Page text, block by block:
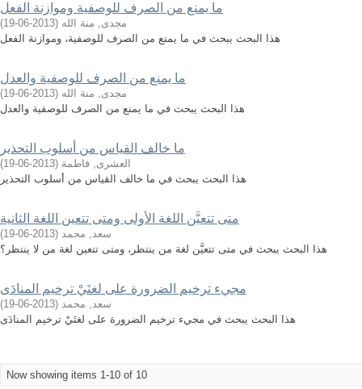
ما يمنع من الصرف للوصفية وموازنة الفعل
مجدى, منة الله (
2013-06-19
)
هذا البحث يبحث في ما يمنع من الصرف للوصفية، وموازنة الفعل
ما يمنع من الصرف للوصفية والعدل
مجدى, منة الله (
2013-06-19
)
هذا البحث يبحث في ما يمنع من الصرف للوصفية والعدل
ما خالف القياس من أسلوب التحذير
العشرى, فاطمة (
2013-06-19
)
هذا البحث يبحث في ما خالف القياس من أسلوب التحذير
متى تتعيَّن اللغة الأولى ومتى تتعين اللغة الثانية
سعد, محمد (
2013-06-19
)
هذا البحث يبحث في متى تتعيَّن لغة من ينتظر، ومتى تتعين لغة من لا ينتظر؟
مجيء ترخيم الضرورة على لغتَيْ ترخيم المنادَى
سعد, محمد (
2013-06-19
)
هذا البحث يبحث في مجيء ترخيم الضرورة على لغتَيْ ترخيم المنادَى
Now showing items 1-10 of 10